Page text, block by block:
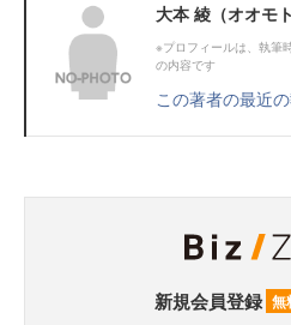
大本 綾（オオモ
※プロフィールは、執筆
の内容です
この著者の最近
新規会員登録 無